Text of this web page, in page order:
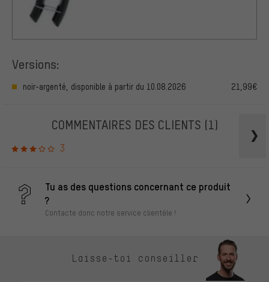
Versions:
noir-argenté, disponible à partir du 10.08.2026 21,99€
COMMENTAIRES DES CLIENTS (1)
3
Tu as des questions concernant ce produit
?
Contacte donc notre service clientèle !
Laisse-toi conseiller